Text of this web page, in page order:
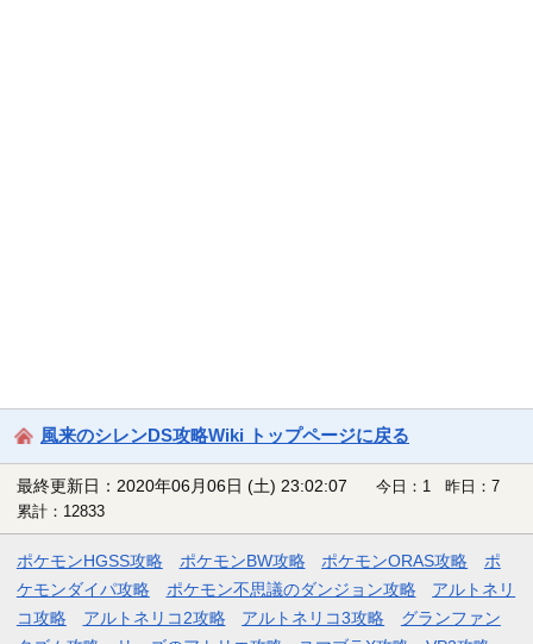
風来のシレンDS攻略Wiki トップページに戻る
最終更新日：2020年06月06日 (土) 23:02:07
今日：1 昨日：7
累計：12833
ポケモンHGSS攻略 ポケモンBW攻略 ポケモンORAS攻略
ポ
ケモンダイパ攻略
ポケモン不思議のダンジョン攻略
アルトネリ
コ攻略
アルトネリコ2攻略 アルトネリコ3攻略
グランファン